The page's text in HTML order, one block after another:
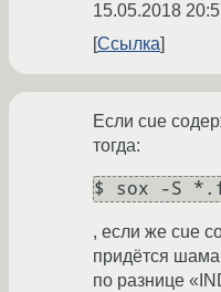
15.05.2018
Ссылка
Если cue
тогда:
, если же cue
придётся
по разнице